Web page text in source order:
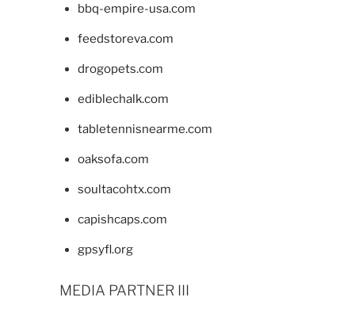
bbq-empire-usa.com
feedstoreva.com
drogopets.com
ediblechalk.com
tabletennisnearme.com
oaksofa.com
soultacohtx.com
capishcaps.com
gpsyfl.org
MEDIA PARTNER III